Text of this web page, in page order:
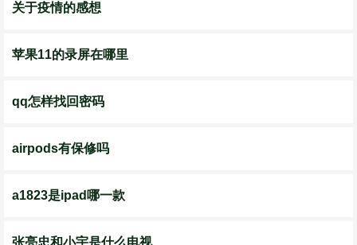
关于疫情的感想
苹果11的录屏在哪里
qq怎样找回密码
airpods有保修吗
a1823是ipad哪一款
张亮忠和小宇是什么电视